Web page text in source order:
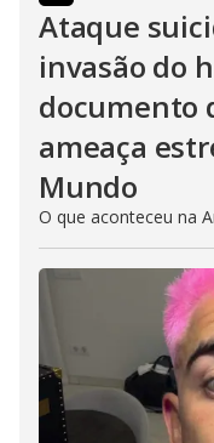
Ataque
invasão do
documento
ameaça
Mundo
O que aconteceu na